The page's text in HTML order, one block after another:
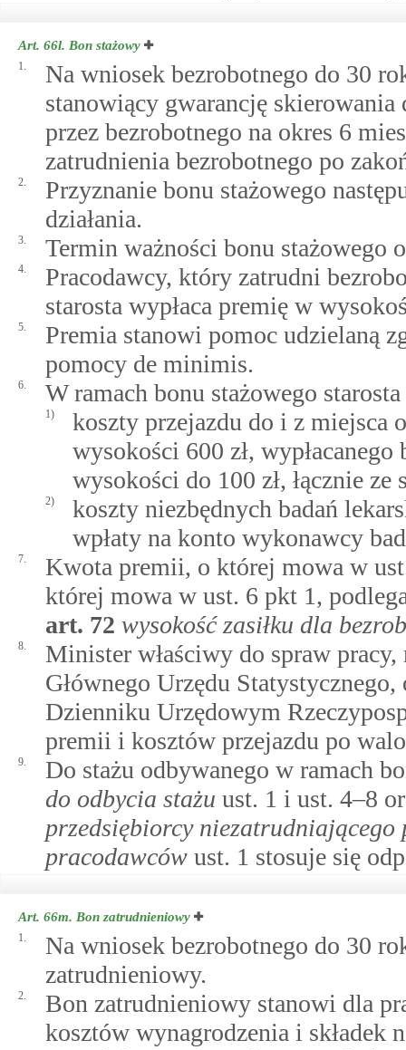
Art. 66l. Bon stażowy
1.
Na wniosek bezrobotnego do 30
stanowiący gwarancję skierowania
przez bezrobotnego na okres 6
zatrudnienia bezrobotnego po
2.
Przyznanie bonu stażowego
działania.
3. Termin ważności bonu stażowego
4.
Pracodawcy, który zatrudni
starosta wypłaca premię w
5.
Premia stanowi pomoc udzielaną
pomocy de minimis.
6. W ramach bonu stażowego
1)
koszty przejazdu do i z miejsca
wysokości 600 zł,
wysokości do 100 zł, łącznie ze
2)
koszty niezbędnych badań
wpłaty na konto wykonawcy
7.
Kwota premii, o której mowa w
której mowa w ust. 6 pkt 1,
art. 72 wysokość zasiłku dla
8.
Minister właściwy do spraw
Głównego Urzędu
Dzienniku Urzędowym
premii i kosztów przejazdu po
9.
Do stażu odbywanego w ramach
do odbycia stażu ust. 1 i ust. 4–8
przedsiębiorcy
pracodawców ust. 1 stosuje się
Art. 66m. Bon zatrudnieniowy
1.
Na wniosek bezrobotnego do 30
zatrudnieniowy.
2.
Bon zatrudnieniowy stanowi dla
kosztów wynagrodzenia i składek